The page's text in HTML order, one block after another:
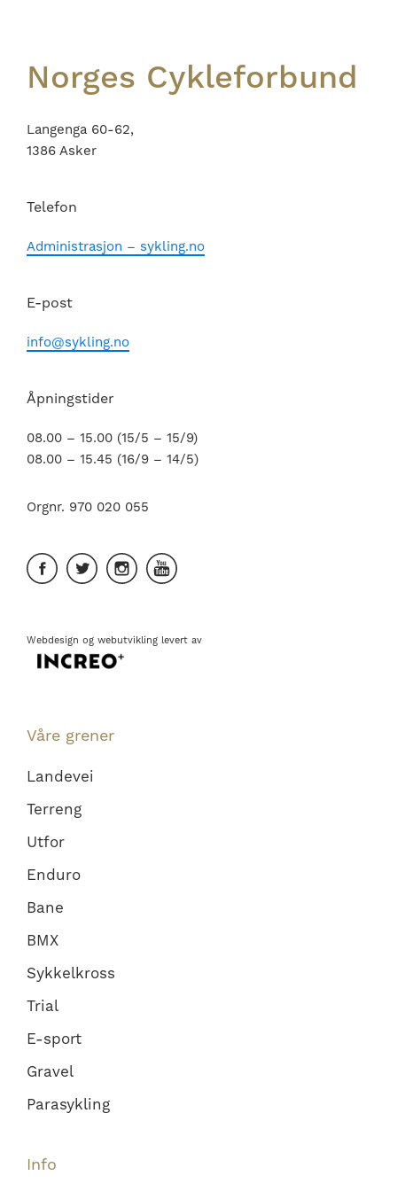
Norges Cykleforbund
Langenga 60-62,
1386 Asker
Telefon
Administrasjon – sykling.no
E-post
info@sykling.no
Åpningstider
08.00 – 15.00 (15/5 – 15/9)
08.00 – 15.45 (16/9 – 14/5)
Orgnr. 970 020 055
Webdesign og webutvikling levert av
Våre grener
Landevei
Terreng
Utfor
Enduro
Bane
BMX
Sykkelkross
Trial
E-sport
Gravel
Parasykling
Info